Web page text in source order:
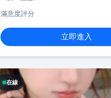
滿意度評分
立即進入
在線